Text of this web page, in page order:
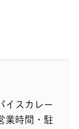
イスカレー
業時間・駐